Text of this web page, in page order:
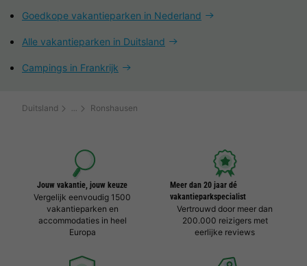
Goedkope vakantieparken in Nederland
Alle vakantieparken in Duitsland
Campings in Frankrijk
Duitsland Ronshausen
Jouw vakantie, jouw keuze
Vergelijk eenvoudig 1500
vakantieparken en
accommodaties in heel
Europa
Meer dan 20 jaar dé
vakantieparkspecialist
Vertrouwd door meer dan
200.000 reizigers met
eerlijke reviews